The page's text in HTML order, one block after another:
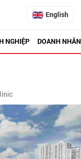
English
NGHIỆP DOANH NHÂN